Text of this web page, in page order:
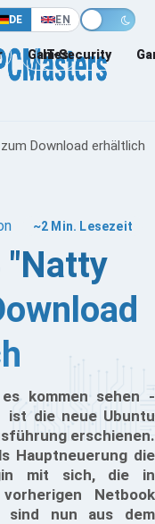
DE EN
Games
IT-Security
Download erhältlich
~2 Min. Lesezeit
"Natty
kommen sehen -
ist die neue Ubuntu
erschienen.
Hauptneuerung die
mit sich, die in
Netbook
sind nun aus dem